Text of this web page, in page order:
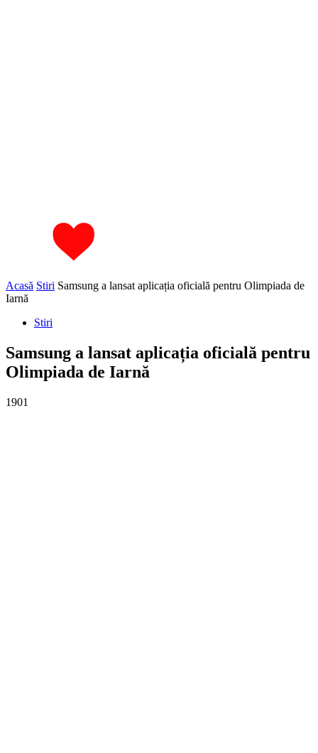
Acasă Stiri Samsung a lansat aplicația oficială pentru Olimpiada de
Iarnă
Stiri
Samsung a lansat aplicația oficială pentru
Olimpiada de Iarnă
1901